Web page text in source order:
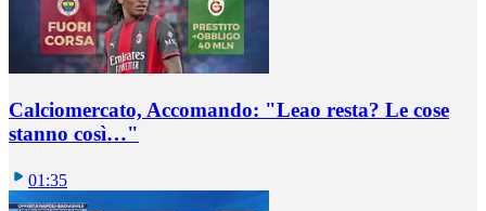
Calciomercato, Accomando: "Leao resta? Le cose
stanno così…"
01:35